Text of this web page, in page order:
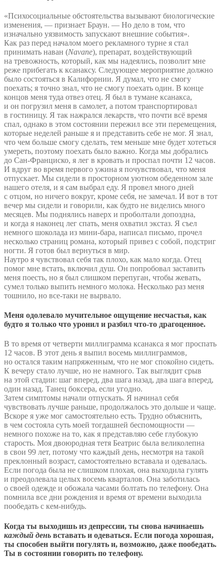
«Психосоциальные обстоятельства вызывают биологические
изменения, — признает Браун. — Но дело в том, что
изначально уязвимость запускают внешние события».
Как раз перед началом моего рекламного турне я стал
принимать наван (Navane), препарат, воздействующий
на тревожность, который, как мы надеялись, позволит мне
реже прибегать к ксанаксу. Следующее мероприятие должно
было состояться в Калифорнии. Я думал, что не смогу
поехать; я точно знал, что не смогу поехать один. В конце
концов меня туда отвез отец. Я был в тумане ксанакса,
и он погрузил меня в самолет, а потом транспортировал
в гостиницу. Я так нажрался лекарств, что почти всё время
спал, однако в этом состоянии пережил все эти перемещения,
которые неделей раньше я и представить себе не мог. Я знал,
что чем больше смогу сделать, тем меньше мне будет хотеться
умереть, поэтому поехать было важно. Когда мы добрались
до Сан-Франциско, я лег в кровать и проспал почти 12 часов.
И вдруг во время первого ужина я почувствовал, что меня
отпускает. Мы сидели в просторном уютном обеденном зале
нашего отеля, и я сам выбрал еду. Я провел много дней
с отцом, но ничего вокруг, кроме себя, не замечал. И вот в тот
вечер мы сидели и говорили, как будто не виделись много
месяцев. Мы поднялись наверх и проболтали допоздна,
и когда я наконец лег спать, меня охватил экстаз. Я съел
немного шоколада из мини-бара, написал письмо, прочел
несколько страниц романа, который привез с собой, подстриг
ногти. Я готов был вернуться в мир.
Наутро я чувствовал себя так плохо, как мало когда. Отец
помог мне встать, включил душ. Он попробовал заставить
меня поесть, но я был слишком перепуган, чтобы жевать,
сумел только выпить немного молока. Несколько раз меня
тошнило, но все-таки не вырвало.
Меня одолевало мучительное ощущение несчастья, как
будто я только что уронил и разбил что-то драгоценное.
В то время от четверти миллиграмма ксанакса я мог проспать
12 часов. В этот день я выпил восемь миллиграммов,
но остался таким напряженным, что не мог спокойно сидеть.
К вечеру стало лучше, но не намного. Так выглядит срыв
на этой стадии: шаг вперед, два шага назад, два шага вперед,
один назад. Танец боксера, если угодно.
Затем симптомы начали отпускать. Я начинал себя
чувствовать лучше раньше, продолжалось это дольше и чаще.
Вскоре я уже мог самостоятельно есть. Трудно объяснить,
в чем состояла суть моей тогдашней беспомощности —
немного похоже на то, как я представляю себе глубокую
старость. Моя двоюродная тетя Беатрис была великолепна
в свои 99 лет, потому что каждый день, несмотря на такой
преклонный возраст, самостоятельно вставала и одевалась.
Если погода была не слишком плохая, она выходила гулять
и преодолевала целых восемь кварталов. Она заботилась
о своей одежде и обожала часами болтать по телефону. Она
помнила все дни рождения и время от времени выходила
пообедать с кем-нибудь.
Когда ты выходишь из депрессии, ты снова начинаешь
каждый день вставать и одеваться. Если погода хорошая,
ты способен выйти погулять и, возможно, даже пообедать.
Ты в состоянии говорить по телефону.